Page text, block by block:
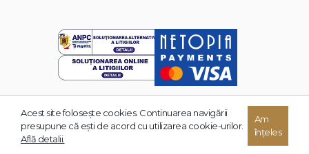
© 2026 Grupul Editorial TREI. Toate drepturile rezervate.
Acest site foloseşte cookies. Continuarea navigării
presupune că eşti de acord cu utilizarea cookie-urilor.
Află detalii.
Am
înțeles